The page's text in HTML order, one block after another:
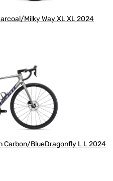
Milky Way XL XL 2024
Carbon/BlueDragonfly L L 2024